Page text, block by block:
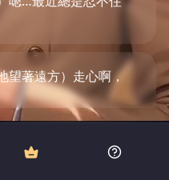
望著遠方）走心啊，